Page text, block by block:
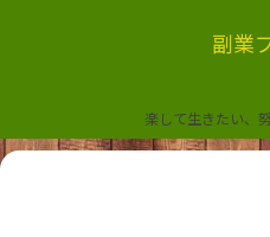
副業
楽して生きたい、